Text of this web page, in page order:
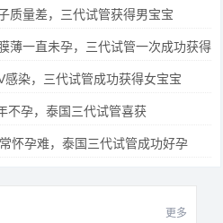
质量差，三代试管获得男宝宝
薄一直未孕，三代试管一次成功获得
感染，三代试管成功获得女宝宝
不孕，泰国三代试管喜获
怀孕难，泰国三代试管成功好孕
更多